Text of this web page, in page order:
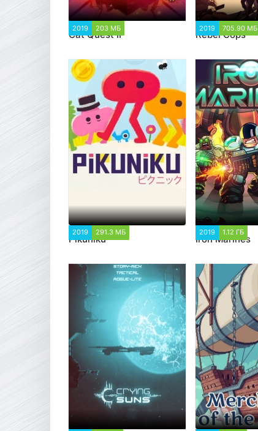
2019 203 МБ
Cat Quest II
2019 705.90 МБ
Rebel Cops
2019 291.3 МБ
Pikuniku
2019 1.12 ГБ
Iron Marines